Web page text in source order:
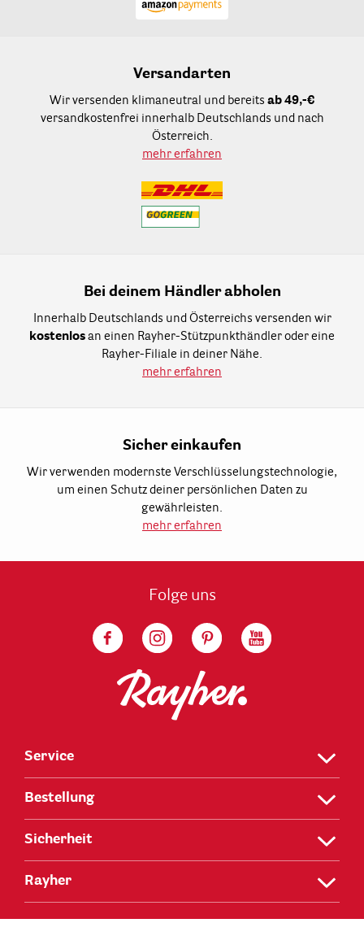
Versandarten
Wir versenden klimaneutral und bereits ab 49,-€
versandkostenfrei innerhalb Deutschlands und nach
Österreich.
mehr erfahren
Bei deinem Händler abholen
Innerhalb Deutschlands und Österreichs versenden wir
kostenlos an einen Rayher-Stützpunkthändler oder eine
Rayher-Filiale in deiner Nähe.
mehr erfahren
Sicher einkaufen
Wir verwenden modernste Verschlüsselungstechnologie,
um einen Schutz deiner persönlichen Daten zu
gewährleisten.
mehr erfahren
Folge uns
Service
Bestellung
Sicherheit
Rayher